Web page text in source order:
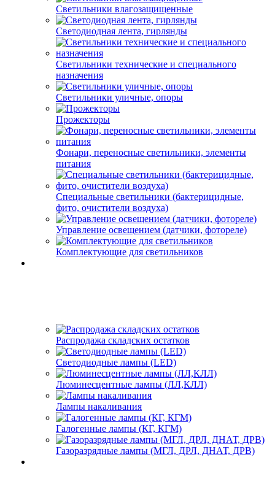
Светильники влагозащищенные
Светодиодная лента, гирлянды
Светильники технические и специального
назначения
Светильники уличные, опоры
Прожекторы
Фонари, переносные светильники, элементы
питания
Специальные светильники (бактерицидные,
фито, очистители воздуха)
Управление освещением (датчики, фотореле)
Комплектующие для светильников
Распродажа складских остатков
Светодиодные лампы (LED)
Люминесцентные лампы (ЛЛ,КЛЛ)
Лампы накаливания
Галогенные лампы (КГ, КГМ)
Газоразрядные лампы (МГЛ, ДРЛ, ДНАТ, ДРВ)